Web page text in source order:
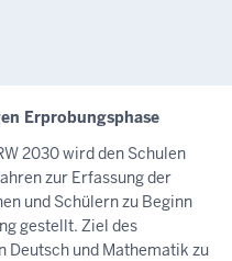
Erprobungsphase
2030 wird den Schulen
zur Erfassung der
und Schülern zu Beginn
gestellt. Ziel des
Deutsch und Mathematik zu